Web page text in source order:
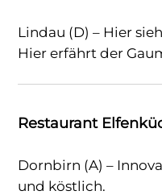
Lindau (D) – Hier
Hier erfährt der
Restaurant
Dornbirn (A) –
und köstlich.